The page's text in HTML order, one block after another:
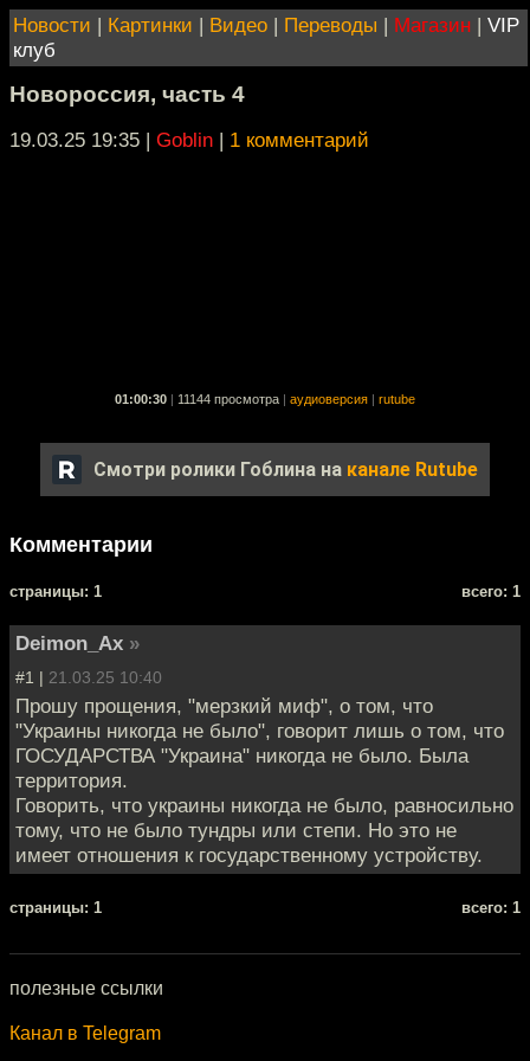
Новости | Картинки | Видео | Переводы | Магазин | VIP
клуб
Новороссия, часть 4
19.03.25 19:35 | Goblin | 1 комментарий
01:00:30 11144 просмотра аудиоверсия rutube
Смотри ролики Гоблина на канале Rutube
Комментарии
cтраницы: 1 всего: 1
Deimon_Ax »
#1 | 21.03.25 10:40
Прошу прощения, "мерзкий миф", о том, что
"Украины никогда не было", говорит лишь о том, что
ГОСУДАРСТВА "Украина" никогда не было. Была
территория.
Говорить, что украины никогда не было, равносильно
тому, что не было тундры или степи. Но это не
имеет отношения к государственному устройству.
cтраницы: 1 всего: 1
полезные ссылки
Канал в Telegram